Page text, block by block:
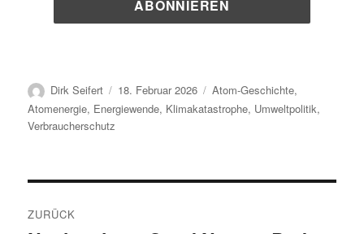
Autor
Dirk Seifert
Veröffentlicht
am
18. Februar 2026 Kategorien
Atom-Geschichte,
Atomenergie, Energiewende, Klimakatastrophe, Umweltpolitik,
Verbraucherschutz
ZURÜCK